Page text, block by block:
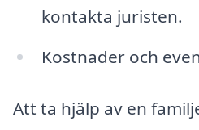
kontakta juristen.
Kostnader och
Att ta hjälp av en